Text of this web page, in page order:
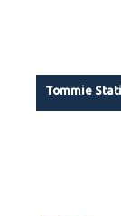
Tommie